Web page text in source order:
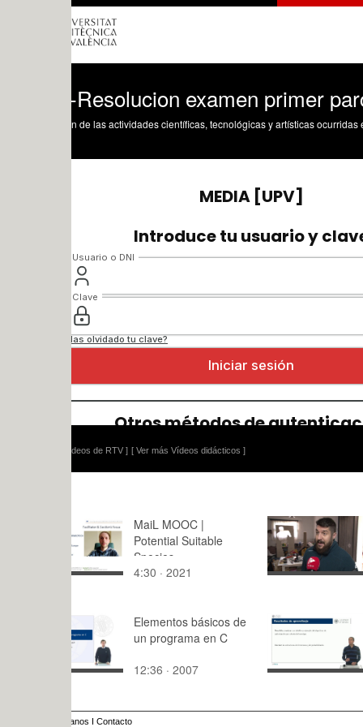
examen primer parcial
de las actividades científicas, tecnológicas y artísticas ocurridas en los tres
[ Ver más Vídeos didácticos ]
MaiL MOOC |
Potential Suitable
Species
4:30 · 2021
Guillermo
Senyera
3:18 · 2024
Elementos básicos de
un programa en C
12:36 · 2007
Ejemplo de
colonia
10:,0 ·